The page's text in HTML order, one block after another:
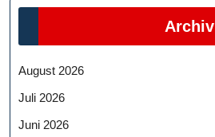
Archiv
August 2026
Juli 2026
Juni 2026